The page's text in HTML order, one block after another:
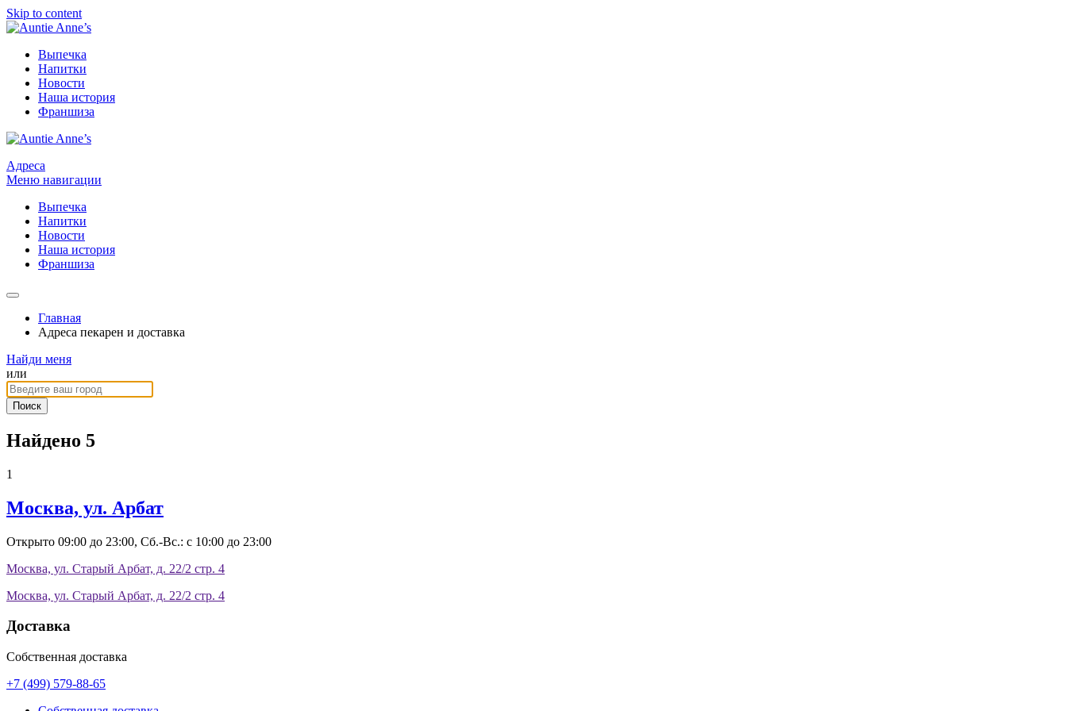
Skip to content
Выпечка
Напитки
Новости
Наша история
Франшиза
Адреса
Меню навигации
Выпечка
Напитки
Новости
Наша история
Франшиза
Главная
Адреса пекарен и доставка
Найди меня
или
Поиск
Найдено 5
1
Москва, ул. Арбат
Открыто 09:00 до 23:00, Сб.-Вс.: с 10:00 до 23:00
Москва, ул. Старый Арбат, д. 22/2 стр. 4
Москва, ул. Старый Арбат, д. 22/2 стр. 4
Доставка
Собственная доставка
+7 (499) 579-88-65